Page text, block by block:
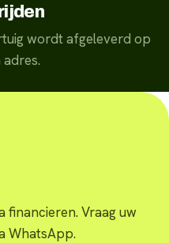
wordt afgeleverd op
financieren. Vraag uw
WhatsApp.